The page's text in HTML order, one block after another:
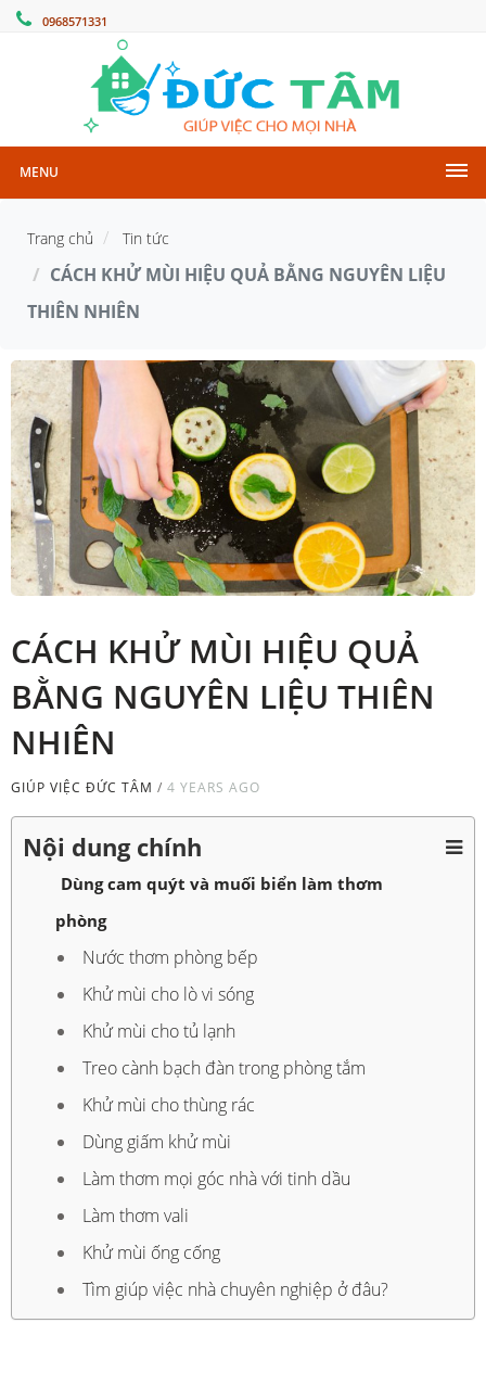
0968571331
MENU
Trang chủ Tin tức
CÁCH KHỬ MÙI HIỆU QUẢ BẰNG NGUYÊN LIỆU
THIÊN NHIÊN
CÁCH KHỬ MÙI HIỆU QUẢ
BẰNG NGUYÊN LIỆU THIÊN
NHIÊN
GIÚP VIỆC ĐỨC TÂM / 4 YEARS AGO
Nội dung chính
Dùng cam quýt và muối biển làm thơm
phòng
Nước thơm phòng bếp
Khử mùi cho lò vi sóng
Khử mùi cho tủ lạnh
Treo cành bạch đàn trong phòng tắm
Khử mùi cho thùng rác
Dùng giấm khử mùi
Làm thơm mọi góc nhà với tinh dầu
Làm thơm vali
Khử mùi ống cống
Tìm giúp việc nhà chuyên nghiệp ở đâu?